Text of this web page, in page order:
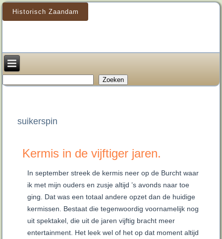
Historisch Zaandam
Zoeken
suikerspin
Kermis in de vijftiger jaren.
In september streek de kermis neer op de Burcht waar
ik met mijn ouders en zusje altijd ’s avonds naar toe
ging. Dat was een totaal andere opzet dan de huidige
kermissen. Bestaat die tegenwoordig voornamelijk nog
uit spektakel, die uit de jaren vijftig bracht meer
entertainment. Het leek wel of het op dat moment altijd